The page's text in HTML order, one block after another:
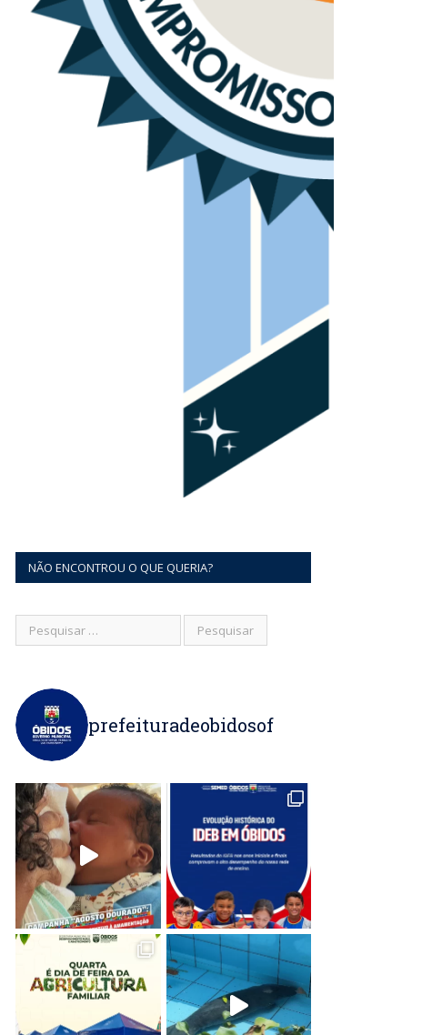
NÃO ENCONTROU O QUE QUERIA?
prefeituradeobidosof